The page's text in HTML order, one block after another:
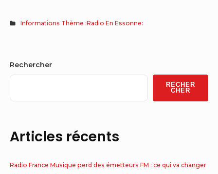
Informations Thème :Radio En Essonne:
Sidebar
Widget
Area
Rechercher
RECHER
CHER
Articles récents
Radio France Musique perd des émetteurs FM : ce qui va changer